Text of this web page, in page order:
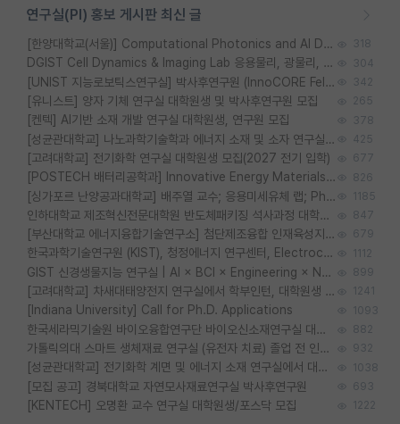
연구실(PI) 홍보 게시판 최신 글
[한양대학교(서울)] Computational Photonics and AI Design Lab 대학원생 모집 318
DGIST Cell Dynamics & Imaging Lab 응용물리, 광물리, 양자, 생물물리 대학원생 모집 [삼성과제, 전문연TO] 304
[UNIST 지능로보틱스연구실] 박사후연구원 (InnoCORE Fellow) 모집 공고 342
[유니스트] 양자 기체 연구실 대학원생 및 박사후연구원 모집 265
[켄텍] AI기반 소재 개발 연구실 대학원생, 연구원 모집 378
[성균관대학교] 나노과학기술학과 에너지 소재 및 소자 연구실 대학원생 모집 425
[고려대학교] 전기화학 연구실 대학원생 모집(2027 전기 입학) 677
[POSTECH 배터리공학과] Innovative Energy Materials Lab 대학원생 모집 (특성화대학원) 826
[싱가포르 난양공과대학교] 배주열 교수; 응용미세유체 랩; PhD/Postdoc/Visiting 모집 1185
인하대학교 제조혁신전문대학원 반도체패키징 석사과정 대학원생 모집 847
[부산대학교 에너지융합기술연구소] 첨단제조융합 인재육성지원 박사후연구원 채용 (이진홍 교수님 연구실) 679
한국과학기술연구원 (KIST), 청정에너지 연구센터, Electrochemical Materials and Devices (Emd) Lab에서 학생을 모집합니다. (연,고대) 1112
GIST 신경생물지능 연구실 | AI × BCI × Engineering × Neuroscience 이노코어 Post-doc 모집 899
[고려대학교] 차새대태양전지 연구실에서 학부인턴, 대학원생 및 Post.Doc.을 모집합니다. 1241
[Indiana University] Call for Ph.D. Applications 1093
한국세라믹기술원 바이오융합연구단 바이오신소재연구실 대학원생/학부인턴 모집 882
가톨릭의대 스마트 생체재료 연구실 (유전자 치료) 졸업 전 인턴 및 대학원생 모집 932
[성균관대학교] 전기화학 계면 및 에너지 소재 연구실에서 대학원생을 모집합니다. 1038
[모집 공고] 경북대학교 자연모사재료연구실 박사후연구원 693
[KENTECH] 오명환 교수 연구실 대학원생/포스닥 모집 1222